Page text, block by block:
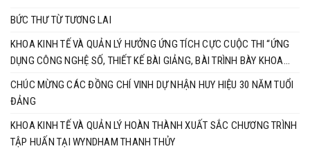
BỨC THƯ TỪ TƯƠNG LAI
KHOA KINH TẾ VÀ QUẢN LÝ HƯỞNG ỨNG TÍCH CỰC CUỘC THI “ỨNG
DỤNG CÔNG NGHỆ SỐ, THIẾT KẾ BÀI GIẢNG, BÀI TRÌNH BÀY KHOA
HỌC NĂM 2026”
CHÚC MỪNG CÁC ĐỒNG CHÍ VINH DỰ NHẬN HUY HIỆU 30 NĂM TUỔI
ĐẢNG
KHOA KINH TẾ VÀ QUẢN LÝ HOÀN THÀNH XUẤT SẮC CHƯƠNG TRÌNH
TẬP HUẤN TẠI WYNDHAM THANH THỦY